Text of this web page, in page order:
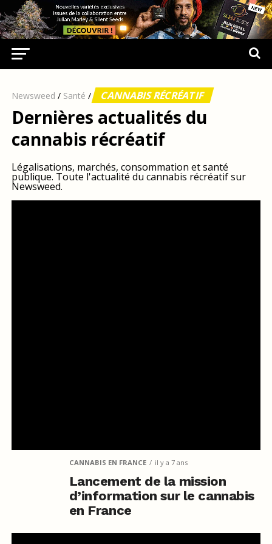
Newsweed / Santé / CANNABIS RÉCRÉATIF
Dernières actualités du
cannabis récréatif
Légalisations, marchés, consommation et santé
publique. Toute l'actualité du cannabis récréatif sur
Newsweed.
CANNABIS EN FRANCE il y a 7 ans
Lancement de la mission
d’information sur le cannabis
en France